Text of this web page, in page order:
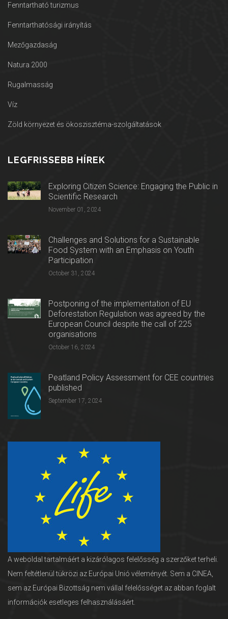
Fenntartható turizmus
Fenntarthatósági irányítás
Mezőgazdaság
Natura 2000
Rugalmasság
Víz
Zöld környezet és ökoszisztéma-szolgáltatások
LEGFRISSEBB HÍREK
Exploring Citizen Science: Engaging the Public in
Scientific Research
November 01, 2024
Challenges and Solutions for a Sustainable
Food System with an Emphasis on Youth
Participation
October 31, 2024
Postponing of the implementation of EU
Deforestation Regulation was agreed by the
European Council despite the call of 225
organisations
October 16, 2024
Peatland Policy Assessment for CEE countries
published
September 17, 2024
A weboldal tartalmáért a kizárólagos felelősség a szerzőket terheli.
Nem feltétlenül tükrözi az Európai Unió véleményét. Sem a CINEA,
sem az Európai Bizottság nem vállal felelősséget az abban foglalt
információk esetleges felhasználásáért.